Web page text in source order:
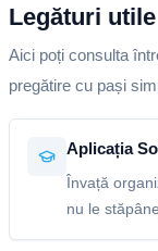
Legături utile
Aici poți consulta
pregătire cu pași
Aplicația
Învață
nu le